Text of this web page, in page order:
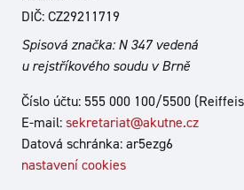
DIČ: CZ29211719
Spisová značka: N 347 vedená
u rejstříkového soudu v Brně
Číslo účtu: 555 000 100/5500
E-mail:sekretariat@akutne.cz
Datová schránka: ar5ezg6
nastavení cookies